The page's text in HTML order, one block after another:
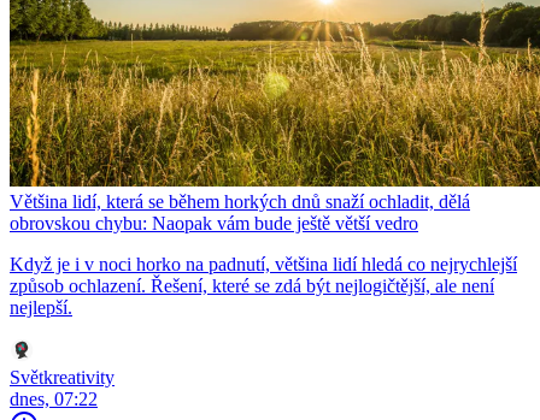
Většina lidí, která se během horkých dnů snaží ochladit, dělá
obrovskou chybu: Naopak vám bude ještě větší vedro
Když je i v noci horko na padnutí, většina lidí hledá co nejrychlejší
způsob ochlazení. Řešení, které se zdá být nejlogičtější, ale není
nejlepší.
Světkreativity
dnes, 07:22